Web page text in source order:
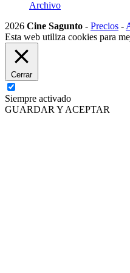
Archivo
2026 Cine Sagunto - Precios -
Esta web utiliza cookies para
Cerrar
Siempre activado
GUARDAR Y ACEPTAR